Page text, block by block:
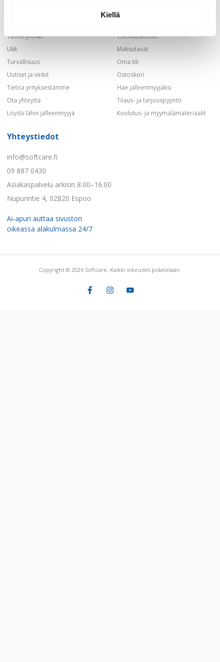
Kiellä
Tuoteryhmät
Ukk
Turvallisuus
Uutiset ja vinkit
Tietoa yrityksestämme
Ota yhteyttä
Löydä lähin jälleenmyyjä
Tietoa evästeistä
Toimitusehdot
Maksutavat
Oma tili
Ostoskori
Hae jälleenmyyjäksi
Tilaus- ja tarjouspyyntö
Koulutus- ja myymälämateriaalit
Yhteystiedot
info@softcare.fi
09 887 0430
Asiakaspalvelu arkisin 8.00–16.00
Nupurintie 4, 02820 Espoo
Ai-apuri auttaa sivuston
oikeassa alakulmassa 24/7
Copyright © 2026 Softcare. Kaikki oikeudet pidätetään.